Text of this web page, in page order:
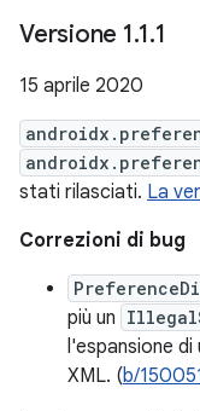
Versione 1.1.1
15 aprile 2020
stati rilasciati. La
Correzioni di bug
più un
l'espansione di
XML. (b/